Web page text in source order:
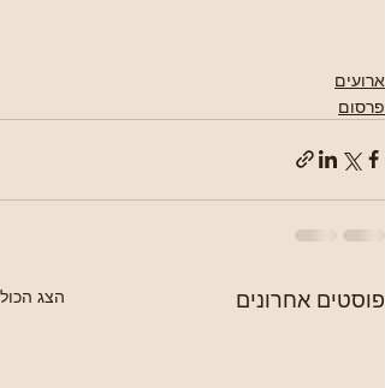
ארועים
פרסום
פוסטים אחרונים הצג הכול